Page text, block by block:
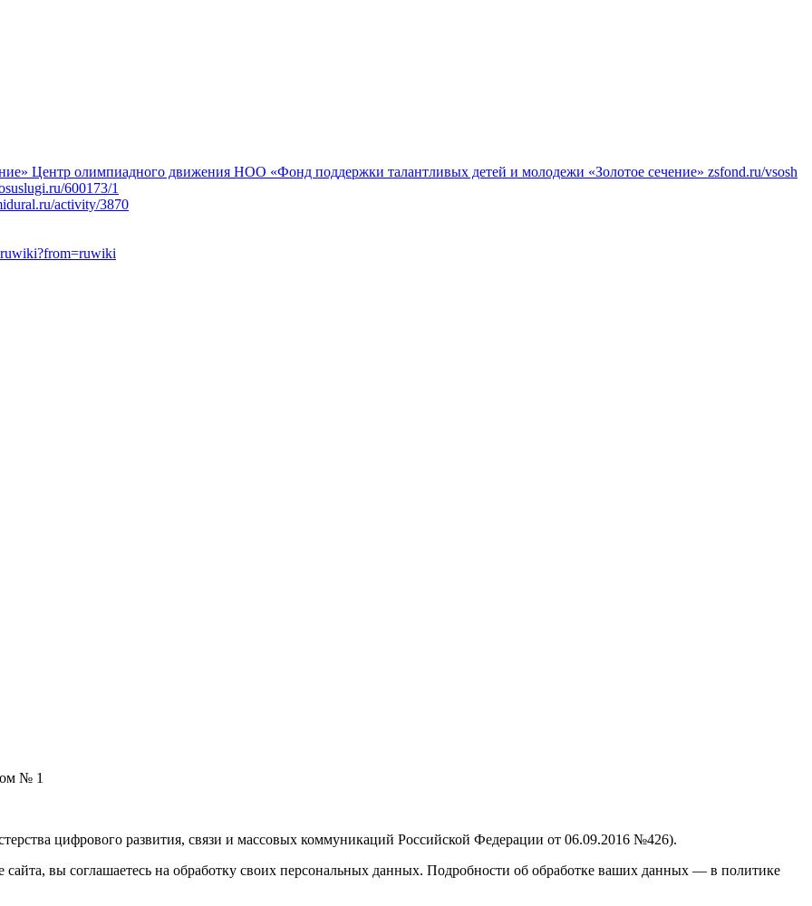
Центр олимпиадного движения НОО «Фонд поддержки талантливых детей и молодежи «Золотое сечение» zsfond.ru/vsosh
600173/1
activity/3870
ruwiki?from=ruwiki
№ 1
цифрового развития, связи и массовых коммуникаций Российской Федерации от 06.09.2016 №426).
вы соглашаетесь на обработку своих персональных данных. Подробности об обработке ваших данных — в политике